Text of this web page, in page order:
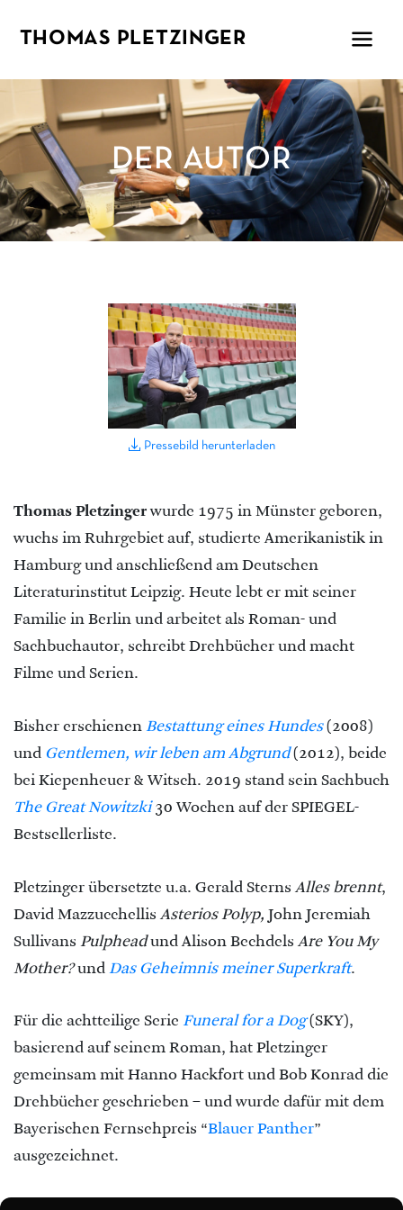
THOMAS PLETZINGER
DER AUTOR
Pressebild herunterladen
Thomas Pletzingerwurde 1975 in Münster geboren,
wuchs im Ruhrgebiet auf, studierte Amerikanistik in
Hamburg und anschließend am Deutschen
Literaturinstitut Leipzig. Heute lebt er mit seiner
Familie in Berlin und arbeitet als Roman- und
Sachbuchautor, schreibt Drehbücher und macht
Filme und Serien.
Bisher erschienen Bestattung eines Hundes(2008)
und Gentlemen, wir leben am Abgrund(2012), beide
bei Kiepenheuer & Witsch. 2019 stand sein Sachbuch
The Great Nowitzki30 Wochen auf der SPIEGEL-
Bestsellerliste.
Pletzinger übersetzte u.a. Gerald Sterns Alles brennt,
David Mazzucchellis Asterios Polyp, John Jeremiah
Sullivans Pulpheadund Alison Bechdels Are You My
Mother?und Das Geheimnis meiner Superkraft.
Für die achtteilige Serie Funeral for a Dog (SKY),
basierend auf seinem Roman, hat Pletzinger
gemeinsam mit Hanno Hackfort und Bob Konrad die
Drehbücher geschrieben – und wurde dafür mit dem
Bayerischen Fernsehpreis “Blauer Panther”
ausgezeichnet.